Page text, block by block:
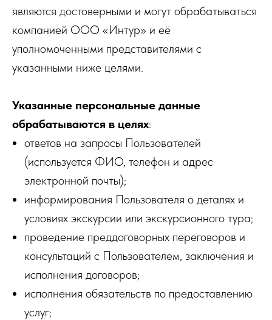
являются достоверными и могут обрабатываться
компанией ООО «Интур» и её
уполномоченными представителями с
указанными ниже целями.
Указанные персональные данные
обрабатываются в целях:
ответов на запросы Пользователей
(используется ФИО, телефон и адрес
электронной почты);
информирования Пользователя о деталях и
условиях экскурсии или экскурсионного тура;
проведение преддоговорных переговоров и
консультаций с Пользователем, заключения и
исполнения договоров;
исполнения обязательств по предоставлению
услуг;